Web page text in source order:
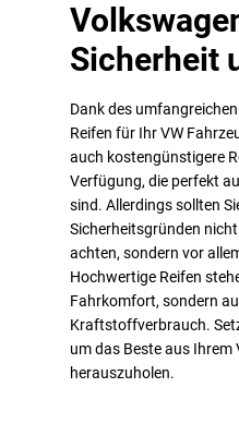
Sicherheit
Dank des
Reifen für Ihr VW
auch kostengünstigere
Verfügung, die perfekt
sind. Allerdings sollten
Sicherheitsgründen
achten, sondern vor
Hochwertige Reifen
Fahrkomfort, sondern
Kraftstoffverbrauch.
um das Beste aus Ihrem
herauszuholen.